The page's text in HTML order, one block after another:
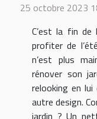
25 octobre 2023
C’est la fin de
profiter de
n’est plus
rénover son
relooking en
autre design.